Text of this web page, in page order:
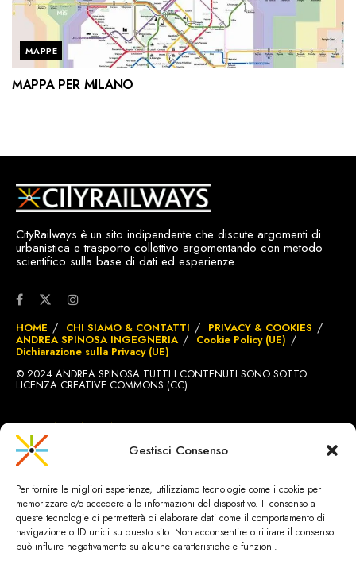
Gestisci Consenso
Per fornire le migliori esperienze, utilizziamo tecnologie come i cookie per
memorizzare e/o accedere alle informazioni del dispositivo. Il consenso a
queste tecnologie ci permetterà di elaborare dati come il comportamento di
navigazione o ID unici su questo sito. Non acconsentire o ritirare il consenso
può influire negativamente su alcune caratteristiche e funzioni.
MAPPE
MAPPA PER MILANO
CityRailways è un sito indipendente che discute argomenti di
urbanistica e trasporto collettivo argomentando con metodo
scientifico sulla base di dati ed esperienze.
HOME CHI SIAMO & CONTATTI PRIVACY & COOKIES
ANDREA SPINOSA INGEGNERIA Cookie Policy (UE)
Dichiarazione sulla Privacy (UE)
© 2024 ANDREA SPINOSA.TUTTI I CONTENUTI SONO SOTTO
LICENZA CREATIVE COMMONS (CC)
SITO REALIZZATO DABRIGNOLE.CH